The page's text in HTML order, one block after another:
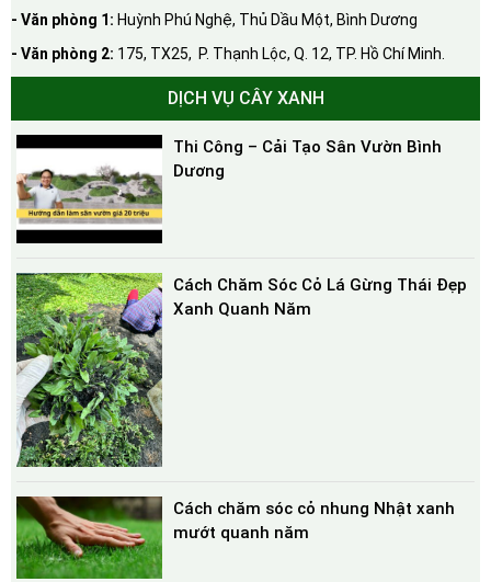
- Văn phòng 1: Huỳnh Phú Nghệ, Thủ Dầu Một, Bình Dương
- Văn phòng 2: 175, TX25, P. Thạnh Lộc, Q. 12, TP. Hồ Chí Minh.
DỊCH VỤ CÂY XANH
Thi Công – Cải Tạo Sân Vườn Bình
Dương
Cách Chăm Sóc Cỏ Lá Gừng Thái Đẹp
Xanh Quanh Năm
Cách chăm sóc cỏ nhung Nhật xanh
mướt quanh năm